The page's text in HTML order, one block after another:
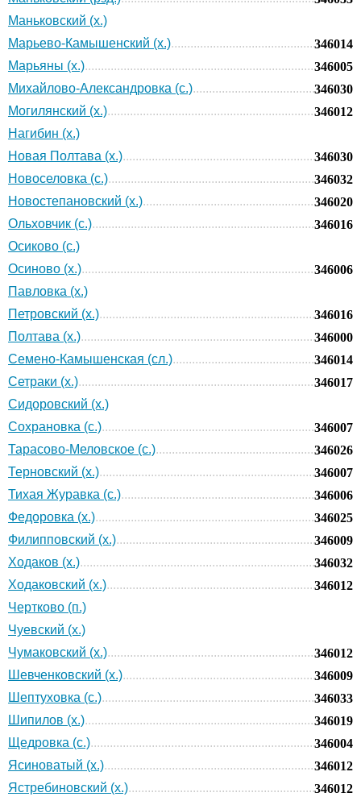
Маньковский (х.)
Марьево-Камышенский (х.)
346014
Марьяны (х.)
346005
Михайлово-Александровка (с.)
346030
Могилянский (х.)
346012
Нагибин (х.)
Новая Полтава (х.)
346030
Новоселовка (с.)
346032
Новостепановский (х.)
346020
Ольховчик (с.)
346016
Осиково (с.)
Осиново (х.)
346006
Павловка (х.)
Петровский (х.)
346016
Полтава (х.)
346000
Семено-Камышенская (сл.)
346014
Сетраки (х.)
346017
Сидоровский (х.)
Сохрановка (с.)
346007
Тарасово-Меловское (с.)
346026
Терновский (х.)
346007
Тихая Журавка (с.)
346006
Федоровка (х.)
346025
Филипповский (х.)
346009
Ходаков (х.)
346032
Ходаковский (х.)
346012
Чертково (п.)
Чуевский (х.)
Чумаковский (х.)
346012
Шевченковский (х.)
346009
Шептуховка (с.)
346033
Шипилов (х.)
346019
Щедровка (с.)
346004
Ясиноватый (х.)
346012
Ястребиновский (х.)
346012